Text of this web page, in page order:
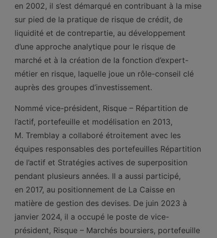
en 2002, il s’est démarqué en contribuant à la mise
sur pied de la pratique de risque de crédit, de
liquidité et de contrepartie, au développement
d’une approche analytique pour le risque de
marché et à la création de la fonction d’expert-
métier en risque, laquelle joue un rôle-conseil clé
auprès des groupes d’investissement.
Nommé vice-président, Risque – Répartition de
l’actif, portefeuille et modélisation en 2013,
M. Tremblay a collaboré étroitement avec les
équipes responsables des portefeuilles Répartition
de l’actif et Stratégies actives de superposition
pendant plusieurs années. Il a aussi participé,
en 2017, au positionnement de La Caisse en
matière de gestion des devises. De juin 2023 à
janvier 2024, il a occupé le poste de vice-
président, Risque – Marchés boursiers, portefeuille